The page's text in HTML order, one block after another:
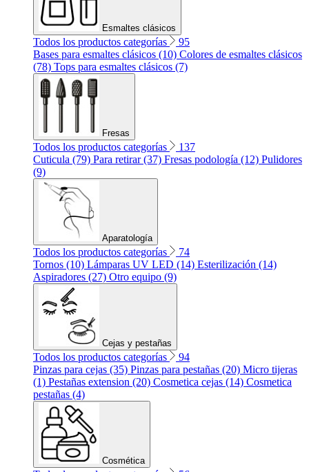
Esmaltes clásicos
Todos los productos categorías
95
Bases para esmaltes clásicos (10) Colores de esmaltes clásicos
(78) Tops para esmaltes clásicos (7)
Fresas
Todos los productos categorías
137
Cuticula (79) Para retirar (37) Fresas podología (12) Pulidores
(9)
Aparatología
Todos los productos categorías
74
Tornos (10) Lámparas UV LED (14) Esterilización (14)
Aspiradores (27) Otro equipo (9)
Cejas y pestañas
Todos los productos categorías
94
Pinzas para cejas (35) Pinzas para pestañas (20) Micro tijeras
(1) Pestañas extension (20) Cosmetica cejas (14) Cosmetica
pestañas (4)
Cosmética